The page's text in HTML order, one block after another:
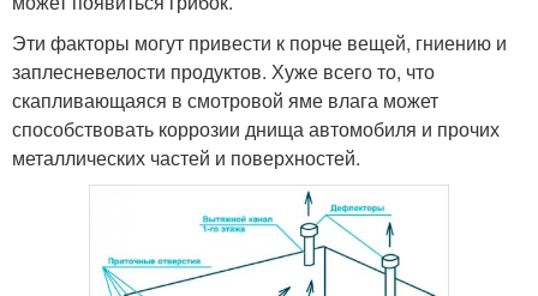
Эти факторы могут привести к порче вещей, гниению и
заплесневелости продуктов. Хуже всего то, что
скапливающаяся в смотровой яме влага может
способствовать коррозии днища автомобиля и прочих
металлических частей и поверхностей.